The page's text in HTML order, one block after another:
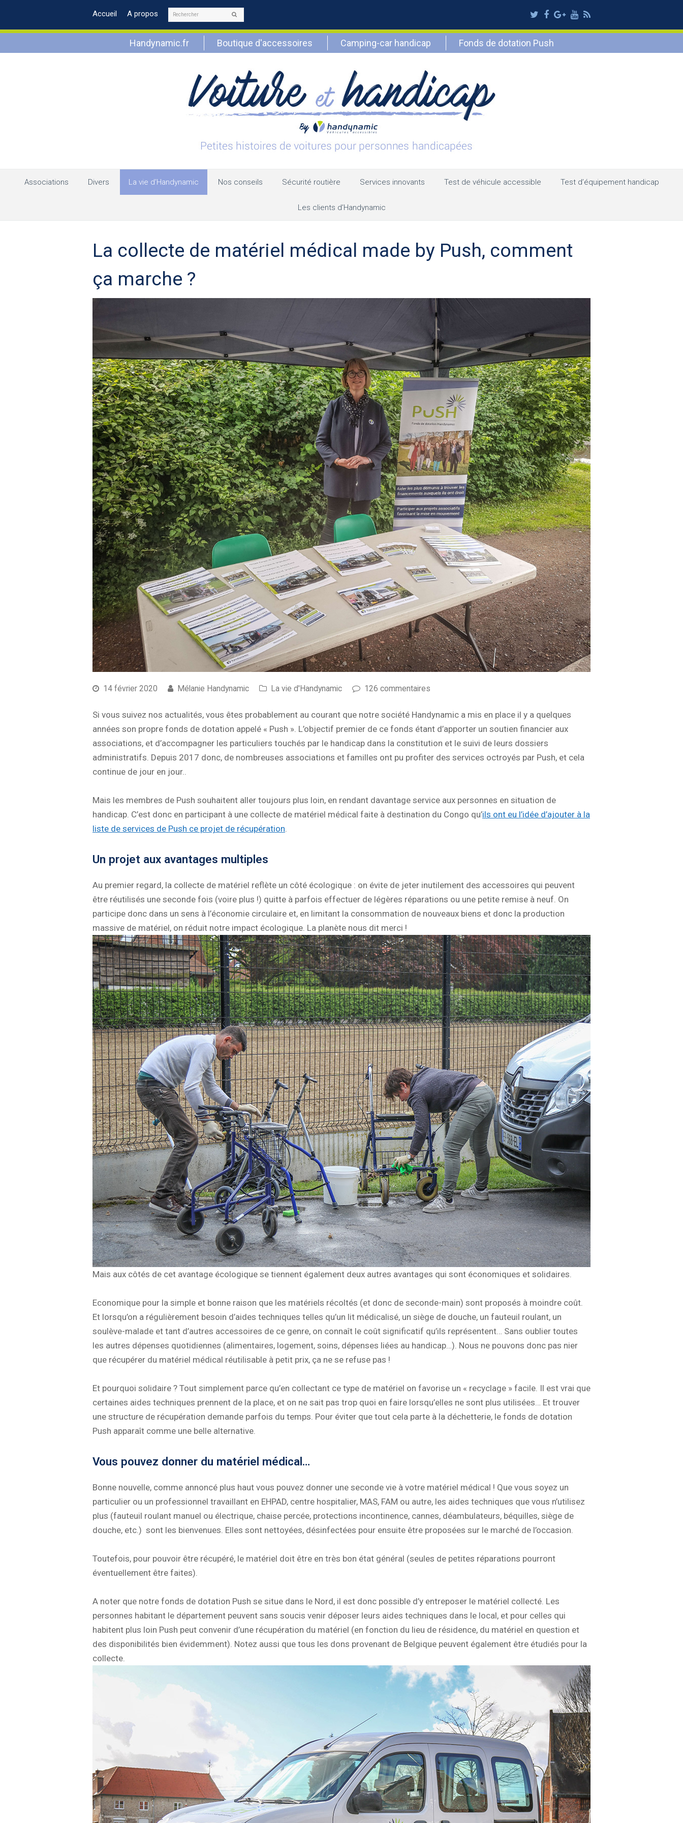
Accueil A propos Rechercher Twitter
Facebook
Google
Plus
Youtube
RSS
Handynamic.fr Boutique d'accessoires Camping-car handicap Fonds de dotation Push
Associations Divers La vie d’Handynamic Nos conseils Sécurité routière Services innovants Test de véhicule accessible Test d’équipement handicap
Les clients d’Handynamic
La collecte de matériel médical made by Push, comment
ça marche ?
14 février 2020 Mélanie Handynamic La vie d'Handynamic 126 commentaires
Si vous suivez nos actualités, vous êtes probablement au courant que notre société Handynamic a mis en place il y a quelques
années son propre fonds de dotation appelé « Push ». L’objectif premier de ce fonds étant d’apporter un soutien financier aux
associations, et d’accompagner les particuliers touchés par le handicap dans la constitution et le suivi de leurs dossiers
administratifs. Depuis 2017 donc, de nombreuses associations et familles ont pu profiter des services octroyés par Push, et cela
continue de jour en jour..
Mais les membres de Push souhaitent aller toujours plus loin, en rendant davantage service aux personnes en situation de
handicap. C’est donc en participant à une collecte de matériel médical faite à destination du Congo qu’ils ont eu l’idée d’ajouter à la
liste de services de Push ce projet de récupération.
Un projet aux avantages multiples
Au premier regard, la collecte de matériel reflète un côté écologique : on évite de jeter inutilement des accessoires qui peuvent
être réutilisés une seconde fois (voire plus !) quitte à parfois effectuer de légères réparations ou une petite remise à neuf. On
participe donc dans un sens à l’économie circulaire et, en limitant la consommation de nouveaux biens et donc la production
massive de matériel, on réduit notre impact écologique. La planète nous dit merci !
Mais aux côtés de cet avantage écologique se tiennent également deux autres avantages qui sont économiques et solidaires.
Economique pour la simple et bonne raison que les matériels récoltés (et donc de seconde-main) sont proposés à moindre coût.
Et lorsqu’on a régulièrement besoin d’aides techniques telles qu’un lit médicalisé, un siège de douche, un fauteuil roulant, un
soulève-malade et tant d’autres accessoires de ce genre, on connaît le coût significatif qu’ils représentent… Sans oublier toutes
les autres dépenses quotidiennes (alimentaires, logement, soins, dépenses liées au handicap…). Nous ne pouvons donc pas nier
que récupérer du matériel médical réutilisable à petit prix, ça ne se refuse pas !
Et pourquoi solidaire ? Tout simplement parce qu’en collectant ce type de matériel on favorise un « recyclage » facile. Il est vrai que
certaines aides techniques prennent de la place, et on ne sait pas trop quoi en faire lorsqu’elles ne sont plus utilisées… Et trouver
une structure de récupération demande parfois du temps. Pour éviter que tout cela parte à la déchetterie, le fonds de dotation
Push apparaît comme une belle alternative.
Vous pouvez donner du matériel médical…
Bonne nouvelle, comme annoncé plus haut vous pouvez donner une seconde vie à votre matériel médical ! Que vous soyez un
particulier ou un professionnel travaillant en EHPAD, centre hospitalier, MAS, FAM ou autre, les aides techniques que vous n’utilisez
plus (fauteuil roulant manuel ou électrique, chaise percée, protections incontinence, cannes, déambulateurs, béquilles, siège de
douche, etc.) sont les bienvenues. Elles sont nettoyées, désinfectées pour ensuite être proposées sur le marché de l’occasion.
Toutefois, pour pouvoir être récupéré, le matériel doit être en très bon état général (seules de petites réparations pourront
éventuellement être faites).
A noter que notre fonds de dotation Push se situe dans le Nord, il est donc possible d’y entreposer le matériel collecté. Les
personnes habitant le département peuvent sans soucis venir déposer leurs aides techniques dans le local, et pour celles qui
habitent plus loin Push peut convenir d’une récupération du matériel (en fonction du lieu de résidence, du matériel en question et
des disponibilités bien évidemment). Notez aussi que tous les dons provenant de Belgique peuvent également être étudiés pour la
collecte.